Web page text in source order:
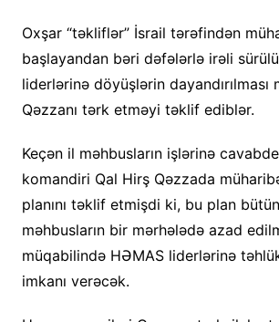
Oxşar “təkliflər” İsrail tərəfindən
başlayandan bəri dəfələrlə irəli
liderlərinə döyüşlərin dayandırılması
Qəzzanı tərk etməyi təklif ediblər.
Keçən il məhbusların işlərinə
komandiri Qal Hirş Qəzzada
planını təklif etmişdi ki, bu plan
məhbusların bir mərhələdə azad
müqabilində HƏMAS liderlərinə
imkanı verəcək.